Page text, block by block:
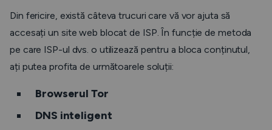
Din fericire, există câteva trucuri care vă vor ajuta să
accesați un site web blocat de ISP. În funcție de metoda
pe care ISP-ul dvs. o utilizează pentru a bloca conținutul,
ați putea profita de următoarele soluții:
Browserul Tor
DNS inteligent